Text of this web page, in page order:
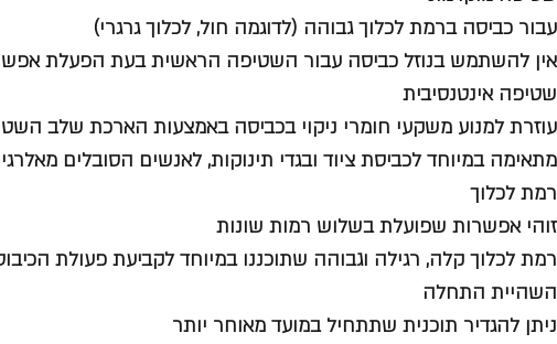
עבור כביסה ברמת לכלוך גבוהה (לדוגמה חול, לכלוך גרגרי)
אין להשתמש בנוזל כביסה עבור השטיפה הראשית בעת הפעלת
שטיפה אינטנסיבית
עוזרת למנוע משקעי חומרי ניקוי בכביסה באמצעות הארכת שלב
מתאימה במיוחד לכביסת ציוד ובגדי תינוקות, לאנשים הסובלים
רמת לכלוך
זוהי אפשרות שפועלת בשלוש רמות שונות
רמת לכלוך קלה, רגילה וגבוהה שתוכננו במיוחד לקביעת פעולת
השהיית התחלה
ניתן להגדיר תוכנית שתתחיל במועד מאוחר יותר